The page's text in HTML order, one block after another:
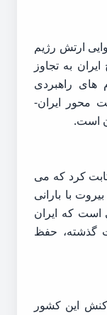
ارتش رژیم
به تجاوز
های راهبردی
محور ایران-
است.
کرد که می
با بارانی
است که ایران
گذشته، حفظ
این کشور